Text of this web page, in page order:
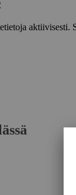
aktiivisesti.